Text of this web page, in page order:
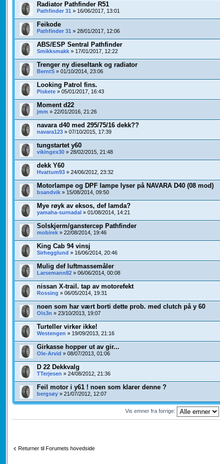
Radiator Pathfinder R51
Pathfinder 31 » 16/06/2017, 13:01
Feikode
Pathfinder 31 » 28/01/2017, 12:06
ABS/ESP Sentral Pathfinder
Smikksmakk» 17/01/2017, 12:22
Trenger ny dieseltank og radiator
BerntS» 01/10/2014, 23:06
Looking Patrol fins.
Piskete» 05/01/2017, 16:43
Moment d22
jmm » 22/01/2016, 21:26
navara d40 med 295/75/16 dekk??
navara123» 07/10/2015, 17:39
tungstartet y60
vikingex30» 28/02/2015, 21:48
dekk Y60
Hvattum93» 24/06/2012, 23:32
Motorlampe og DPF lampe lyser på NAVARA D40 (08 mod)
bsandvik» 15/08/2014, 09:50
Mye røyk av eksos, def lamda?
yamaha-surnadal» 01/08/2014, 14:21
Solskjerm/ganstercep Pathfinder
mobirek» 22/08/2014, 19:46
King Cab 94 vinsj
Sirhegglund » 16/06/2014, 20:46
Mulig def luftmassemåler
Larsemann82» 06/06/2014, 00:08
nissan X-trail. tap av motorefekt
Rossing » 06/05/2014, 19:31
noen som har vært borti dette prob. med clutch på y 60
Ols3n » 23/10/2013, 19:07
Turteller virker ikke!
Westengen » 19/09/2013, 21:16
Girkasse hopper ut av gir...
Ole-Arvid » 08/07/2013, 01:06
D 22 Dekkvalg
TTerjesen » 24/08/2012, 21:36
Feil motor i y61 ! noen som klarer denne ?
bergsøy» 21/07/2012, 12:07
Vis emner fra forrige:
Returner til Forumets hovedside